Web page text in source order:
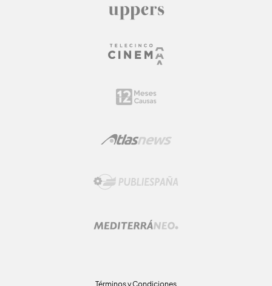
Términos y Condiciones